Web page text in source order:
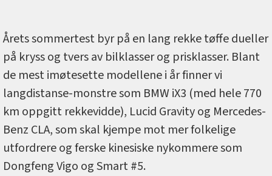
Årets sommertest byr på en lang rekke tøffe dueller
på kryss og tvers av bilklasser og prisklasser. Blant
de mest imøtesette modellene i år finner vi
langdistanse-monstre som BMW iX3 (med hele 770
km oppgitt rekkevidde), Lucid Gravity og Mercedes-
Benz CLA, som skal kjempe mot mer folkelige
utfordrere og ferske kinesiske nykommere som
Dongfeng Vigo og Smart #5.